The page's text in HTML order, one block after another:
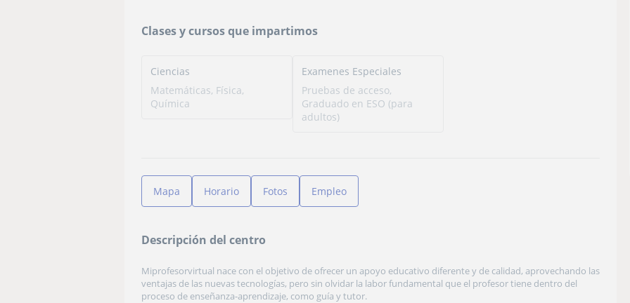
Clases y cursos que impartimos
Ciencias
Matemáticas, Física,
Química
Examenes Especiales
Pruebas de acceso,
Graduado en ESO (para
adultos)
Mapa Horario Fotos Empleo
Descripción del centro
Miprofesorvirtual nace con el objetivo de ofrecer un apoyo educativo diferente y de calidad, aprovechando las
ventajas de las nuevas tecnologías, pero sin olvidar la labor fundamental que el profesor tiene dentro del
proceso de enseñanza-aprendizaje, como guía y tutor.